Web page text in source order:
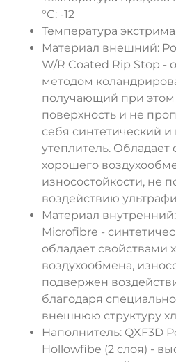
°C: -12
Температура
Материал внешний:
W/R Coated Rip Stop -
методом
получающий при этом
поверхность и не
себя синтетический
утеплитель. Обладает
хорошего
износостойкости, не
воздействию
Материал
Microfibre -
обладает свойствами
воздухообмена,
подвержен
благодаря
внешнюю структуру
Наполнитель: QXF3D
Hollowfibe (2 слоя) -